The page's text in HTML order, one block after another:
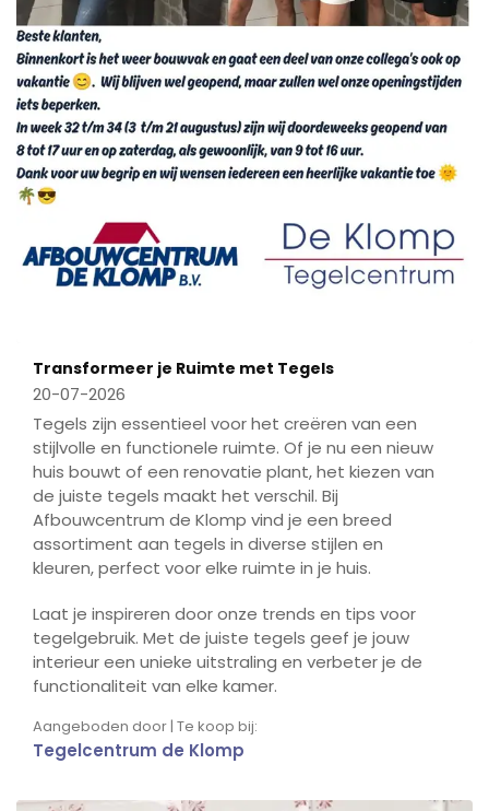
Transformeer je Ruimte met Tegels
20-07-2026
Tegels zijn essentieel voor het creëren van een
stijlvolle en functionele ruimte. Of je nu een nieuw
huis bouwt of een renovatie plant, het kiezen van
de juiste tegels maakt het verschil. Bij
Afbouwcentrum de Klomp vind je een breed
assortiment aan tegels in diverse stijlen en
kleuren, perfect voor elke ruimte in je huis.
Laat je inspireren door onze trends en tips voor
tegelgebruik. Met de juiste tegels geef je jouw
interieur een unieke uitstraling en verbeter je de
functionaliteit van elke kamer.
Aangeboden door | Te koop bij:
Tegelcentrum de Klomp